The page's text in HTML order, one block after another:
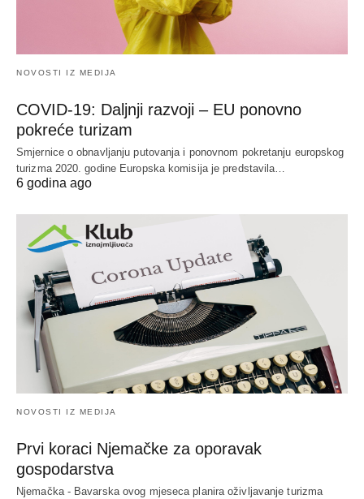
NOVOSTI IZ MEDIJA
COVID-19: Daljnji razvoji – EU ponovno
pokreće turizam
Smjernice o obnavljanju putovanja i ponovnom pokretanju europskog
turizma 2020. godine Europska komisija je predstavila…
6 godina ago
NOVOSTI IZ MEDIJA
Prvi koraci Njemačke za oporavak
gospodarstva
Njemačka - Bavarska ovog mjeseca planira oživljavanje turizma